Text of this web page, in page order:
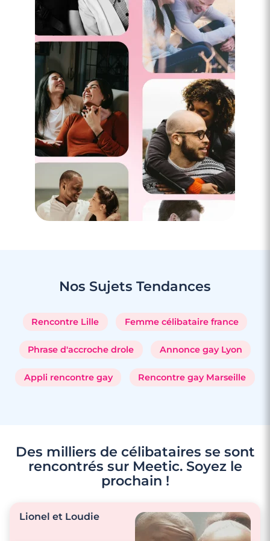
Nos Sujets Tendances
Rencontre Lille Femme célibataire france
Phrase d'accroche drole Annonce gay Lyon
Appli rencontre gay Rencontre gay Marseille
Des milliers de célibataires se sont
rencontrés sur Meetic. Soyez le
prochain !
Lionel et Loudie